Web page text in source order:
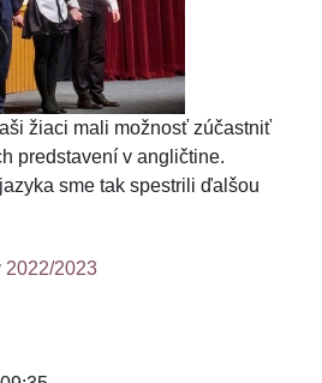
žiaci mali možnosť zúčastniť
predstavení v angličtine.
sme tak spestrili ďalšou
2022/2023